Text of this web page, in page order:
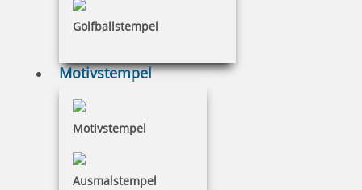
Golfballstempel
Motivstempel
Motivstempel
Ausmalstempel
COLOP e-mark GO Lineal hellgrün